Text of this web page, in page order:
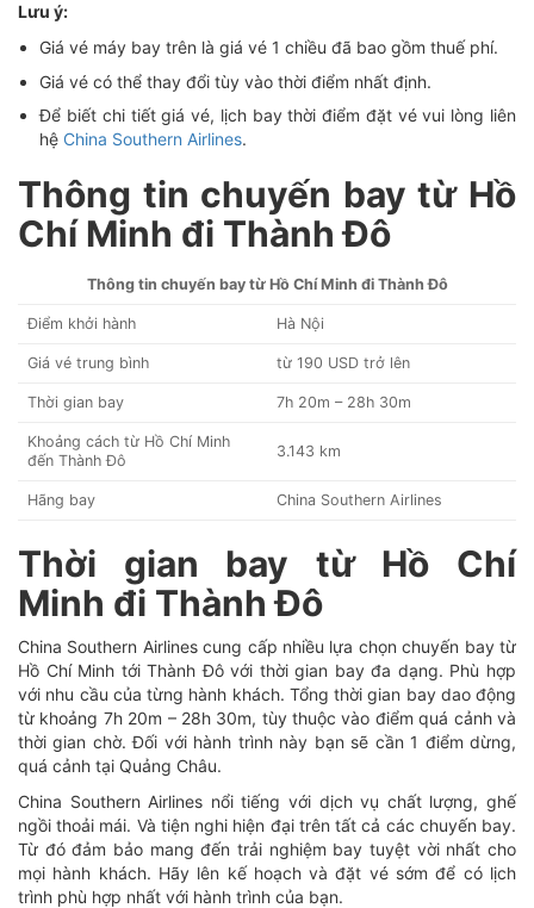
Lưu ý:
Giá vé máy bay trên là giá vé 1 chiều đã bao gồm thuế phí.
Giá vé có thể thay đổi tùy vào thời điểm nhất định.
Để biết chi tiết giá vé, lịch bay thời điểm đặt vé vui lòng liên
hệ China Southern Airlines.
Thông tin chuyến bay từ Hồ
Chí Minh đi Thành Đô
Thông tin chuyến bay từ Hồ Chí Minh đi Thành Đô
Điểm khởi hành Hà Nội
Giá vé trung bình từ 190 USD trở lên
Thời gian bay 7h 20m – 28h 30m
Khoảng cách từ Hồ Chí Minh
đến Thành Đô
3.143 km
Hãng bay China Southern Airlines
Thời gian bay từ Hồ Chí
Minh đi Thành Đô
China Southern Airlines cung cấp nhiều lựa chọn chuyến bay từ
Hồ Chí Minh tới Thành Đô với thời gian bay đa dạng. Phù hợp
với nhu cầu của từng hành khách. Tổng thời gian bay dao động
từ khoảng 7h 20m – 28h 30m, tùy thuộc vào điểm quá cảnh và
thời gian chờ. Đối với hành trình này bạn sẽ cần 1 điểm dừng,
quá cảnh tại Quảng Châu.
China Southern Airlines nổi tiếng với dịch vụ chất lượng, ghế
ngồi thoải mái. Và tiện nghi hiện đại trên tất cả các chuyến bay.
Từ đó đảm bảo mang đến trải nghiệm bay tuyệt vời nhất cho
mọi hành khách. Hãy lên kế hoạch và đặt vé sớm để có lịch
trình phù hợp nhất với hành trình của bạn.